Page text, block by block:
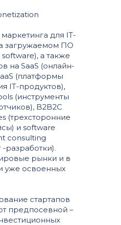
для IT-
загружаемом ПО
а также
на SaaS (онлайн-
(платформы
IT-продуктов),
(инструменты
B2B2C
(трехсторонние
и software
consulting
-разработки).
рынки и в
уже освоенных
стартапов
предпосевной –